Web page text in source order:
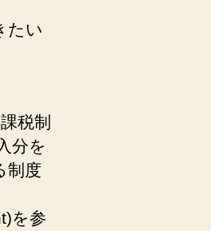
たい
税制
分を
制度
を参